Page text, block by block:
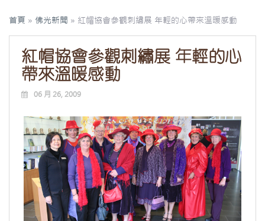
首頁 » 佛光新聞 » 紅帽協會參觀刺繡展 年輕的心帶來溫暖感動
紅帽協會參觀刺繡展 年輕的心
帶來溫暖感動
06 月 26, 2009